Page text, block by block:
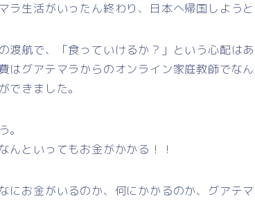
ラ生活がいったん終わり、日本へ帰国しようと
渡航で、「食っていけるか？」という心配は
はグアテマラからのオンライン家庭教師でな
できました。
。
んといってもお金がかかる！！
にお金がいるのか、何にかかるのか、グアテ